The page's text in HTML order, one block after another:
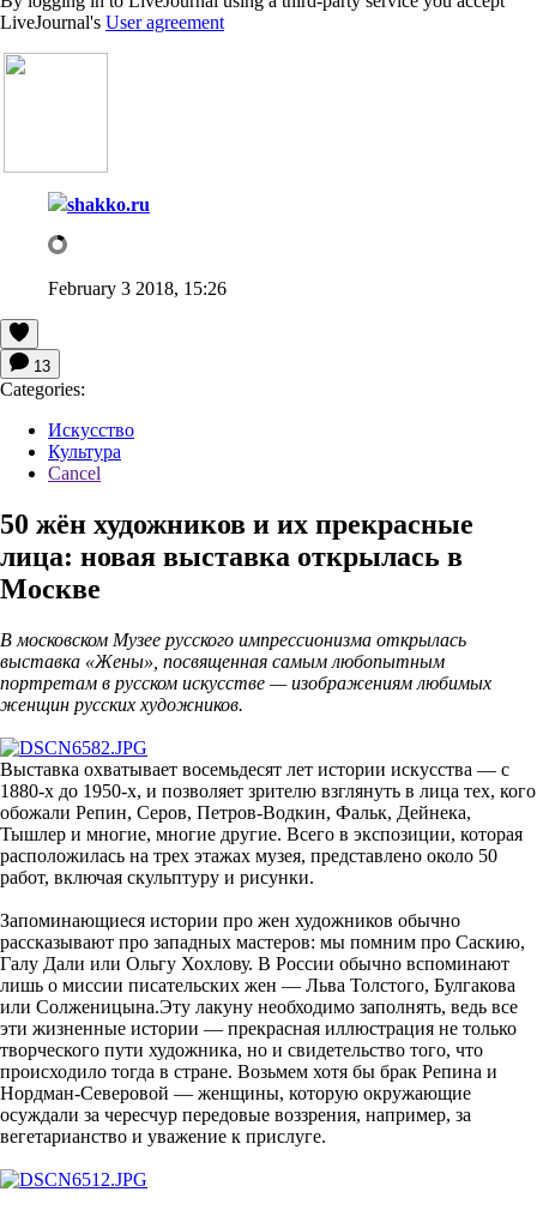
LiveJournal's User agreement
shakko.ru
February 3 2018, 15:26
13
Categories:
Искусство
Культура
Cancel
50 жён художников и их прекрасные
лица: новая выставка открылась в
Москве
В московском Музее русского импрессионизма открылась
выставка «Жены», посвященная самым любопытным
портретам в русском искусстве — изображениям любимых
женщин русских художников.
Выставка охватывает восемьдесят лет истории искусства — с
1880-х до 1950-х, и позволяет зрителю взглянуть в лица тех, кого
обожали Репин, Серов, Петров-Водкин, Фальк, Дейнека,
Тышлер и многие, многие другие. Всего в экспозиции, которая
расположилась на трех этажах музея, представлено около 50
работ, включая скульптуру и рисунки.
Запоминающиеся истории про жен художников обычно
рассказывают про западных мастеров: мы помним про Саскию,
Галу Дали или Ольгу Хохлову. В России обычно вспоминают
лишь о миссии писательских жен — Льва Толстого, Булгакова
или Солженицына.Эту лакуну необходимо заполнять, ведь все
эти жизненные истории — прекрасная иллюстрация не только
творческого пути художника, но и свидетельство того, что
происходило тогда в стране. Возьмем хотя бы брак Репина и
Нордман-Северовой — женщины, которую окружающие
осуждали за чересчур передовые воззрения, например, за
вегетарианство и уважение к прислуге.